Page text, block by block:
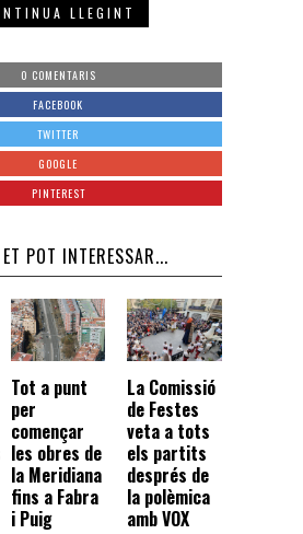
LLEGINT
0 COMENTARIS
FACEBOOK
TWITTER
GOOGLE
PINTEREST
POT INTERESSAR...
Tot a punt
per
començar
les obres de
la Meridiana
fins a Fabra
i Puig
La Comissió
de Festes
veta a tots
els partits
després de
la polèmica
amb VOX